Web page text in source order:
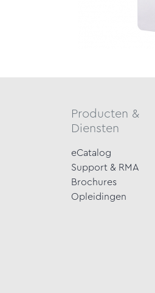
Producten &
Diensten
eCatalog
Support & RMA
Brochures
Opleidingen